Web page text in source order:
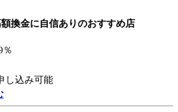
換金に自信ありのおすすめ店
％
し込み可能